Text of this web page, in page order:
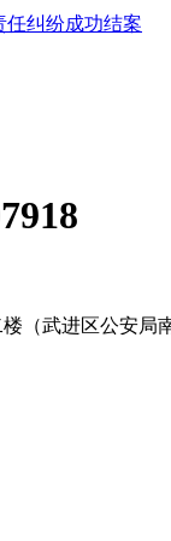
任纠纷成功结案
（武进区公安局